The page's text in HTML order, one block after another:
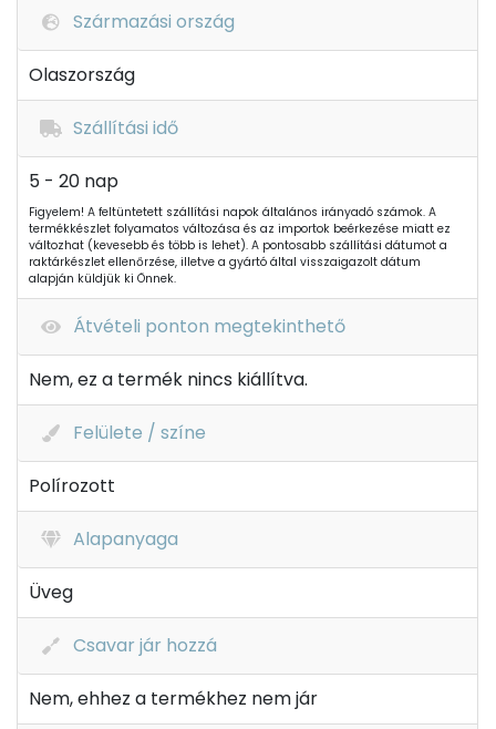
Származási ország
Olaszország
Szállítási idő
5 - 20 nap
Figyelem! A feltüntetett szállítási napok általános irányadó számok. A
termékkészlet folyamatos változása és az importok beérkezése miatt ez
változhat (kevesebb és több is lehet). A pontosabb szállítási dátumot a
raktárkészlet ellenőrzése, illetve a gyártó által visszaigazolt dátum
alapján küldjük ki Önnek.
Átvételi ponton megtekinthető
Nem, ez a termék nincs kiállítva.
Felülete / színe
Polírozott
Alapanyaga
Üveg
Csavar jár hozzá
Nem, ehhez a termékhez nem jár